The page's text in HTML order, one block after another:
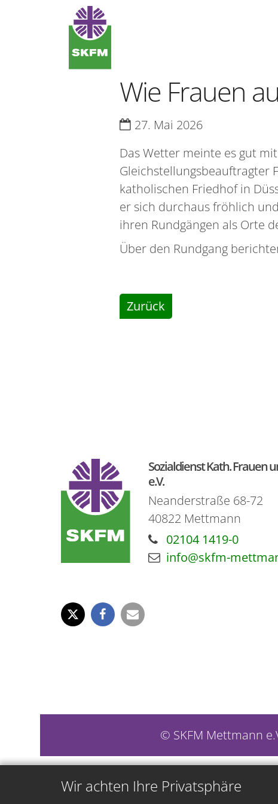
Wir achten Ihre Privatsphäre
Zum Inhalt springen
Wie Frauen
Datum:
27. Mai 2026
Das Wetter meinte es gut
Gleichstellungsbeauftragter
katholischen Friedhof in
er sich durchaus fröhlich
ihren Rundgängen als Orte
Über den Rundgang
Zurück
Sozialdienst Kath. Frauen
e.V.
Neanderstraße 68-72
40822 Mettmann
02104 1419-0
info@skfm-
© SKFM Mettmann